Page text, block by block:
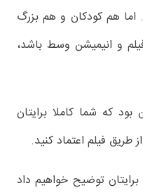
اما هم کودکان و هم بزرگ
و انیمیشن وسط باشد،
که شما کاملا برایتان
فیلم اعتماد کنید.
توضیح خواهیم داد